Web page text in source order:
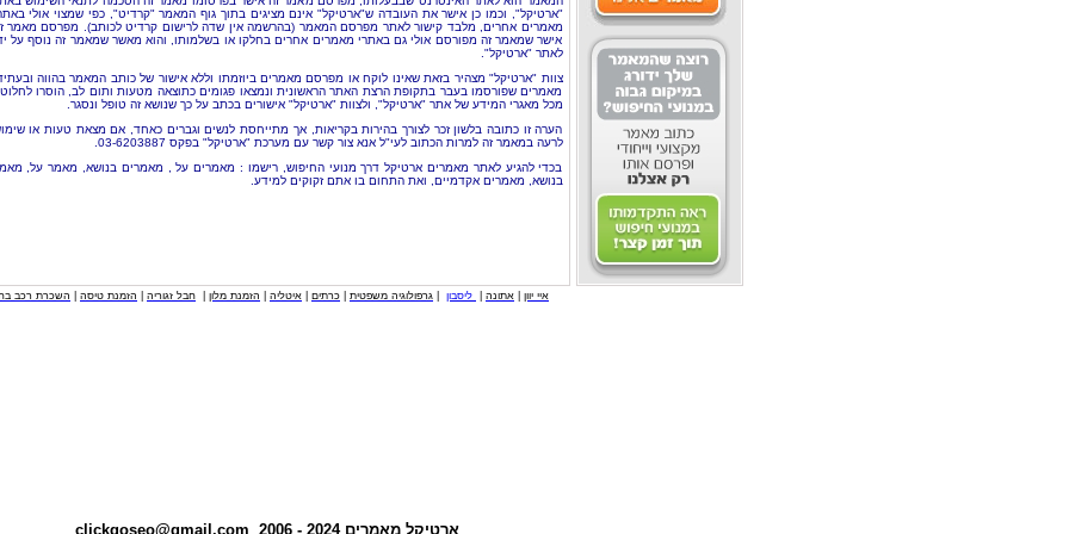
"ארטיקל", וכמו כן אישר את העובדה ש"ארטיקל" אינם מציגים בתוך גוף המאמר "קרדיט", כפי שמצוי אולי
מאמרים אחרים, מלבד קישור לאתר מפרסם המאמר (בהרשמה אין שדה לרישום קרדיט לכותב). מפרסם מאמר
אישר שמאמר זה מפורסם אולי גם באתרי מאמרים אחרים בחלקו או בשלמותו, והוא מאשר שמאמר זה נוסף על
לאתר "ארטיקל".
צוות "ארטיקל" מצהיר בזאת שאינו לוקח או מפרסם מאמרים ביוזמתו וללא אישור של כותב המאמר בהווה
מאמרים שפורסמו בעבר בתקופת הרצת האתר הראשונית ונמצאו פגומים כתוצאה מטעות ותום לב, הוסרו
מכל מאגרי המידע של אתר "ארטיקל", ולצוות "ארטיקל" אישורים בכתב על כך שנושא זה טופל ונסגר.
הערה זו כתובה בלשון זכר לצורך בהירות בקריאות, אך מתייחסת לנשים וגברים כאחד, אם מצאת טעות או
לרעה במאמר זה למרות הכתוב לעי"ל אנא צור קשר עם מערכת "ארטיקל" בפקס 03-6203887.
בכדי להגיע לאתר מאמרים ארטיקל דרך מנועי החיפוש, רישמו : מאמרים על , מאמרים בנושא, מאמר על,
בנושא, מאמרים אקדמיים, ואת התחום בו אתם זקוקים למידע.
איי יוון אתונה ליסבון גרפולוגיה משפטית כרתים איטליה הזמנת מלון חבל זגוריה הזמנת טיסה השכרת רכב
ארטיקל מאמרים 2024 - 2006
clickgoseo@gmail.com